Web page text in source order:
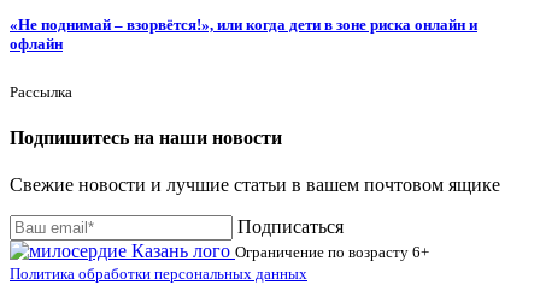
«Не поднимай – взорвётся!», или когда дети в зоне риска онлайн и
офлайн
Рассылка
Подпишитесь на наши новости
Свежие новости и лучшие статьи в вашем почтовом ящике
Подписаться
Ограничение по возрасту 6+
Политика обработки персональных данных